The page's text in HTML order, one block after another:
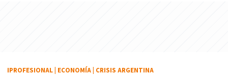
IPROFESIONAL ECONOMÍA CRISIS ARGENTINA